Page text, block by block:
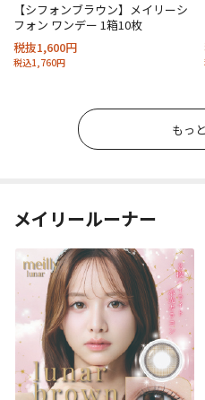
【シフォンブラウン】メイリーシ
フォン ワンデー 1箱10枚
税抜1,600円
税込1,760円
もっ
メイリールーナー